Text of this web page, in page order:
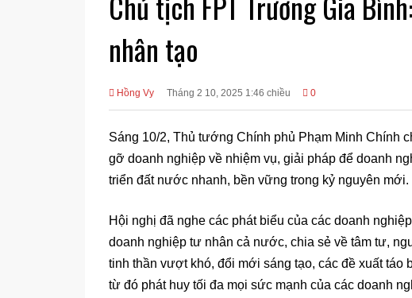
nhân tạo
Hồng Vy Tháng 2 10, 2025 1:46 chiều 0
Sáng 10/2, Thủ tướng Chính phủ Phạm Minh Chính
gỡ doanh nghiệp về nhiệm vụ, giải pháp để doanh
triển đất nước nhanh, bền vững trong kỷ nguyên mới.
Hội nghị đã nghe các phát biểu của các doanh
doanh nghiệp tư nhân cả nước, chia sẻ về tâm tư,
tinh thần vượt khó, đổi mới sáng tạo, các đề xuất
từ đó phát huy tối đa mọi sức mạnh của các doanh